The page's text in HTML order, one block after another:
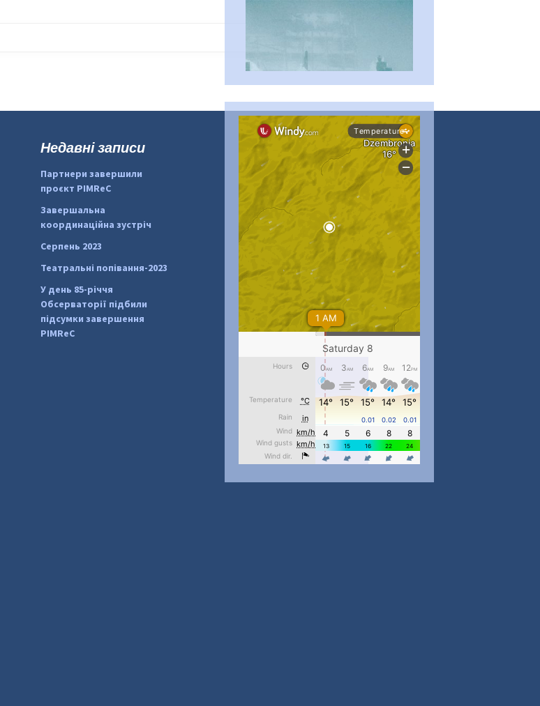
#PipIvanToday...
pimrec_project
#PipIvanToday ...
pimrec_project
Недавні записи
Партнери завершили
проєкт PIMReC
Завершальна
координаційна зустріч
Серпень 2023
Театральні попівання-2023
У день 85-річчя
Обсерваторії підбили
підсумки завершення
PIMReC